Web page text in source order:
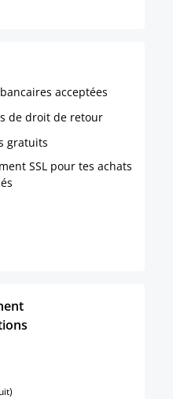
acceptées
de droit de retour
gratuits
SSL pour tes achats